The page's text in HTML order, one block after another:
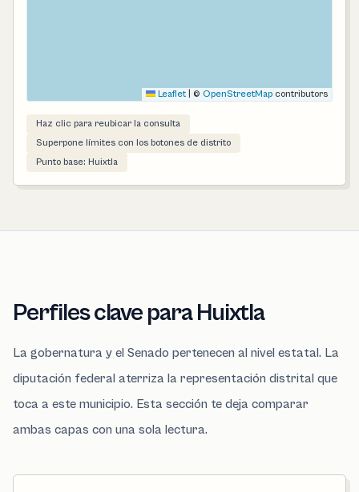
Leaflet © OpenStreetMap contributors
Haz clic para reubicar la consulta
Superpone límites con los botones de distrito
Punto base: Huixtla
Perfiles clave para Huixtla
La gobernatura y el Senado pertenecen al nivel estatal. La
diputación federal aterriza la representación distrital que
toca a este municipio. Esta sección te deja comparar
ambas capas con una sola lectura.